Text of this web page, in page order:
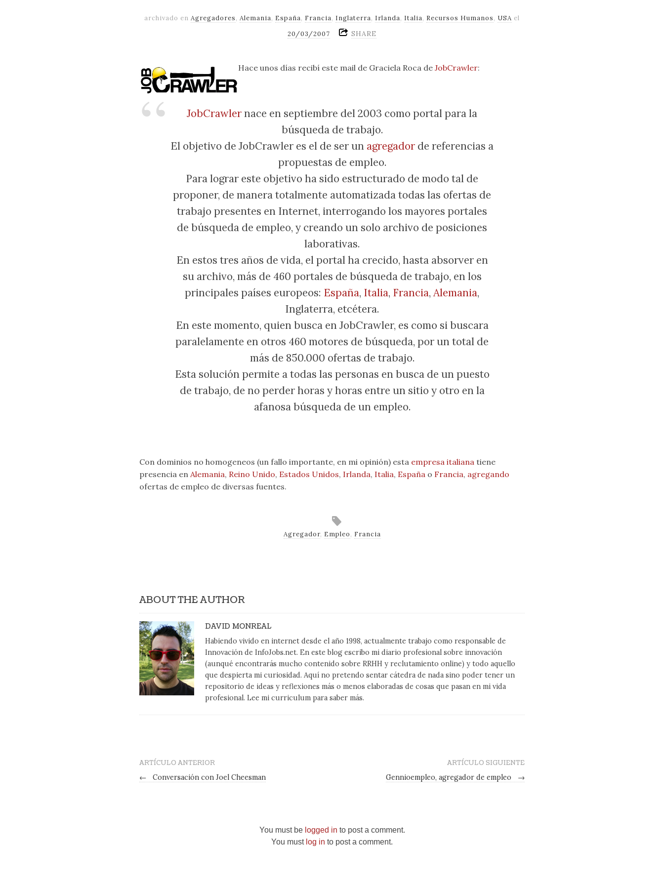
archivado en Agregadores, Alemania, España, Francia, Inglaterra, Irlanda, Italia, Recursos Humanos, USA el
20/03/2007
SHARE
Hace unos días recibí este mail de Graciela Roca de JobCrawler:
JobCrawlernace en septiembre del 2003 como portal para la
búsqueda de trabajo.
El objetivo de JobCrawler es el de ser un agregador de referencias a
propuestas de empleo.
Para lograr este objetivo ha sido estructurado de modo tal de
proponer, de manera totalmente automatizada todas las ofertas de
trabajo presentes en Internet, interrogando los mayores portales
de búsqueda de empleo, y creando un solo archivo de posiciones
laborativas.
En estos tres años de vida, el portal ha crecido, hasta absorver en
su archivo, más de 460 portales de búsqueda de trabajo, en los
principales países europeos: España, Italia, Francia, Alemania,
Inglaterra, etcétera.
En este momento, quien busca en JobCrawler, es como si buscara
paralelamente en otros 460 motores de búsqueda, por un total de
más de 850.000 ofertas de trabajo.
Esta solución permite a todas las personas en busca de un puesto
de trabajo, de no perder horas y horas entre un sitio y otro en la
afanosa búsqueda de un empleo.
Con dominios no homogeneos (un fallo importante, en mi opinión) esta empresa italiana tiene
presencia en Alemania, Reino Unido, Estados Unidos, Irlanda, Italia, España o Francia, agregando
ofertas de empleo de diversas fuentes.
Agregador, Empleo, Francia
ABOUT THE AUTHOR
DAVID MONREAL
Habiendo vivido en internet desde el año 1998, actualmente trabajo como responsable de
Innovación de InfoJobs.net. En este blog escribo mi diario profesional sobre innovación
(aunqué encontrarás mucho contenido sobre RRHH y reclutamiento online) y todo aquello
que despierta mi curiosidad. Aquí no pretendo sentar cátedra de nada sino poder tener un
repositorio de ideas y reflexiones más o menos elaboradas de cosas que pasan en mi vida
profesional. Lee mi curriculum para saber más.
ARTÍCULO ANTERIOR
←
Conversación con Joel Cheesman
ARTÍCULO SIGUIENTE
Gennioempleo, agregador de empleo
→
You must be logged in to post a comment.
You must log in to post a comment.